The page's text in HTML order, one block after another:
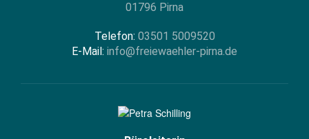
01796 Pirna
Telefon: 03501 5009520
E-Mail: info@freiewaehler-pirna.de